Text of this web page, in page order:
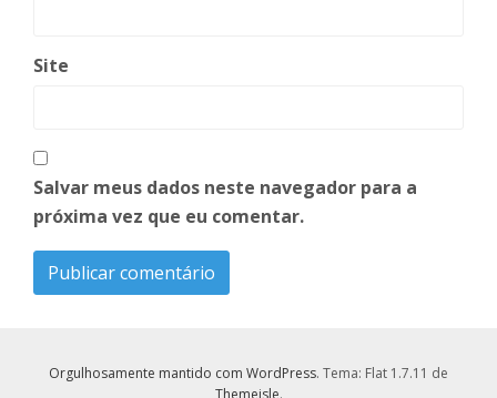
Site
Salvar meus dados neste navegador para a
próxima vez que eu comentar.
Orgulhosamente mantido com WordPress. Tema: Flat 1.7.11 de
Themeisle.